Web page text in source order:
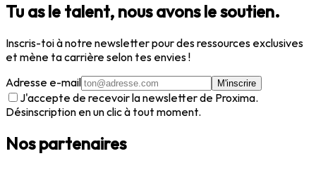
Tu as le talent, nous avons le soutien.
Inscris-toi à notre newsletter pour des ressources exclusives
et mène ta carrière selon tes envies !
Adresse e-mail
M'inscrire
J'accepte de recevoir la newsletter de Proxima.
Désinscription en un clic à tout moment.
Nos partenaires